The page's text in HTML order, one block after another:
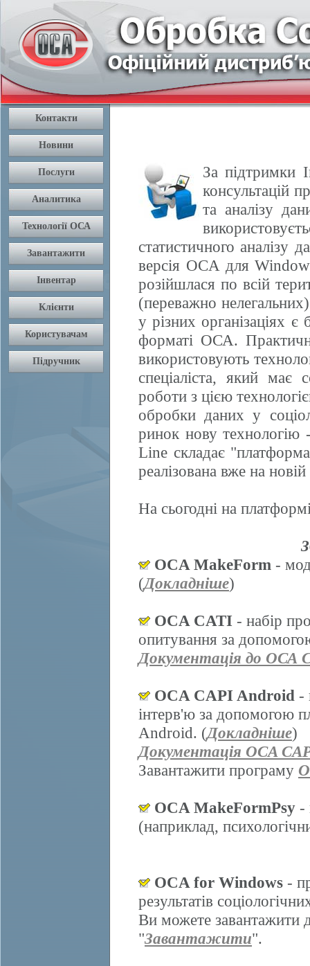
За підтримки
консультацій
та аналізу
статистичного
версія OCA для
розійшлася по всій
(переважно
у різних організаціях є
форматі ОСА.
використовують
спеціаліста, який має
роботи з цією
обробки даних у
ринок нову
Line складає
реалізована вже на
На сьогодні на
OCA MakeForm -
(Докладніше)
OCA CATI - набір
опитування за
Документація до ОСА
OCA CAPI Android -
інтерв'ю за допомогою
Android. (Докладніше)
Документація OCA
Завантажити програму
OCA MakeFormPsy -
(наприклад,
OCA for Windows -
результатів
Ви можете завантажити
"Завантажити".